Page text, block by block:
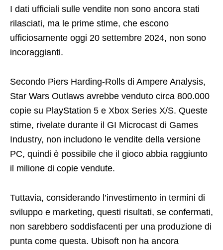
I dati ufficiali sulle vendite non sono ancora stati
rilasciati, ma le prime stime, che escono
ufficiosamente oggi 20 settembre 2024, non sono
incoraggianti.
Secondo Piers Harding-Rolls di Ampere Analysis,
Star Wars Outlaws avrebbe venduto circa 800.000
copie su PlayStation 5 e Xbox Series X/S. Queste
stime, rivelate durante il GI Microcast di Games
Industry, non includono le vendite della versione
PC, quindi è possibile che il gioco abbia raggiunto
il milione di copie vendute.
Tuttavia, considerando l’investimento in termini di
sviluppo e marketing, questi risultati, se confermati,
non sarebbero soddisfacenti per una produzione di
punta come questa. Ubisoft non ha ancora